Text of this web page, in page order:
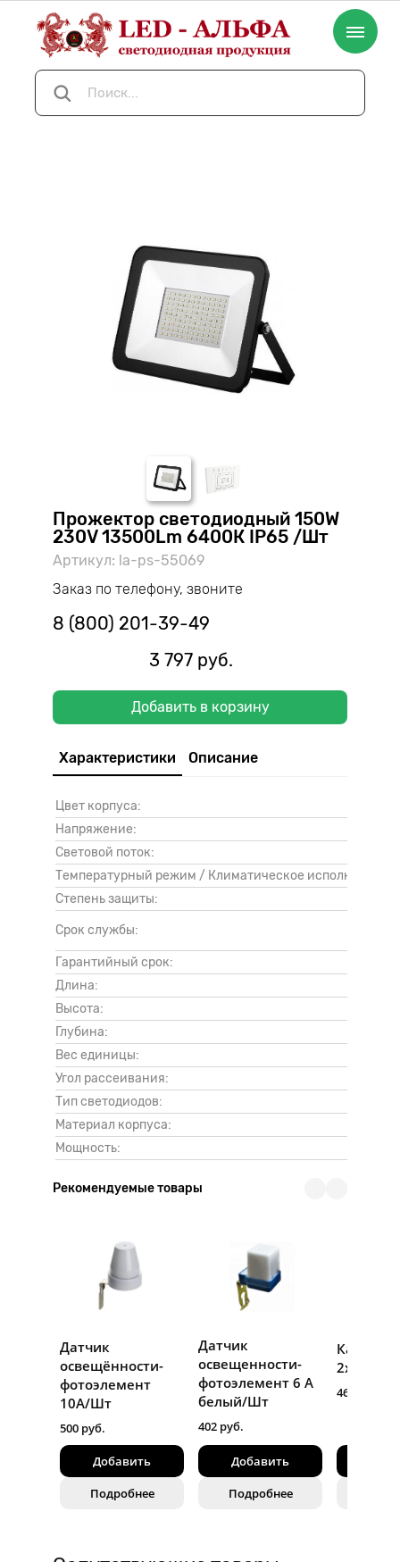
Прожектор светодиодный 150W
230V 13500Lm 6400К IP65 /Шт
Артикул: la-ps-55069
3 797 руб.
Добавить в корзину
Заказ по телефону, звоните
8 (800) 201-39-49
Характеристики Описание
Цвет корпуса:
Напряжение:
Световой поток:
Температурный режим / Климатическое исполнение:
Степень защиты:
Срок службы:
Гарантийный срок:
Длина:
Высота:
Глубина:
Вес единицы:
Угол рассеивания:
Тип светодиодов:
Материал корпуса:
Мощность:
Рекомендуемые товары
Датчик
освещённости-
фотоэлемент
10А/Шт
500 руб.
Добавить
Подробнее
Датчик
освещенности-
фотоэлемент 6 А
белый/Шт
402 руб.
Добавить
Подробнее
Кабель
2х0.75/
46 руб.